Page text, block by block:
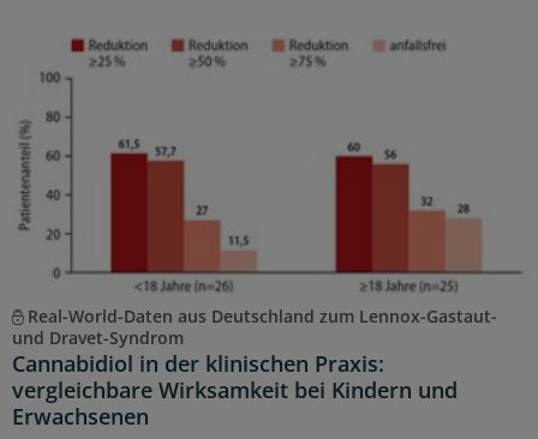
Real-World-Daten aus Deutschland zum Lennox-Gastaut-
und Dravet-Syndrom
Cannabidiol in der klinischen Praxis:
vergleichbare Wirksamkeit bei Kindern und
Erwachsenen